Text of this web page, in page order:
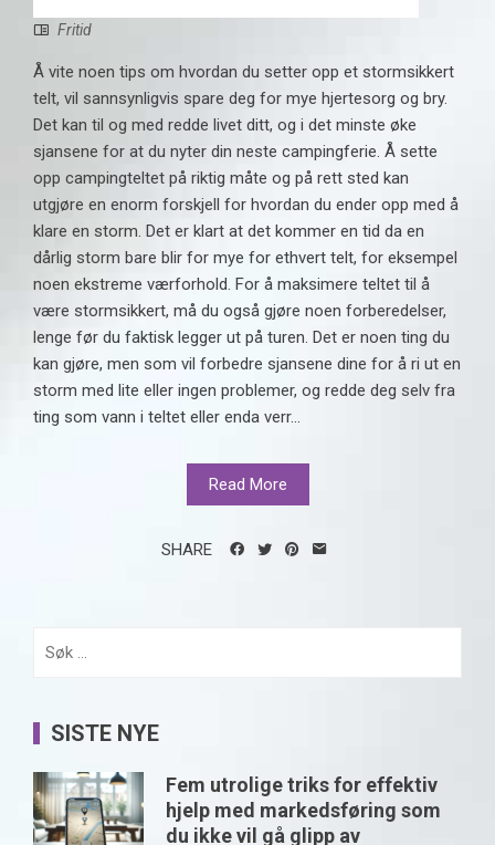
Fritid
Å vite noen tips om hvordan du setter opp et stormsikkert
telt, vil sannsynligvis spare deg for mye hjertesorg og bry.
Det kan til og med redde livet ditt, og i det minste øke
sjansene for at du nyter din neste campingferie. Å sette
opp campingteltet på riktig måte og på rett sted kan
utgjøre en enorm forskjell for hvordan du ender opp med å
klare en storm. Det er klart at det kommer en tid da en
dårlig storm bare blir for mye for ethvert telt, for eksempel
noen ekstreme værforhold. For å maksimere teltet til å
være stormsikkert, må du også gjøre noen forberedelser,
lenge før du faktisk legger ut på turen. Det er noen ting du
kan gjøre, men som vil forbedre sjansene dine for å ri ut en
storm med lite eller ingen problemer, og redde deg selv fra
ting som vann i teltet eller enda verr...
Read More
SHARE
etter:
SISTE NYE
Fem utrolige triks for effektiv
hjelp med markedsføring som
du ikke vil gå glipp av